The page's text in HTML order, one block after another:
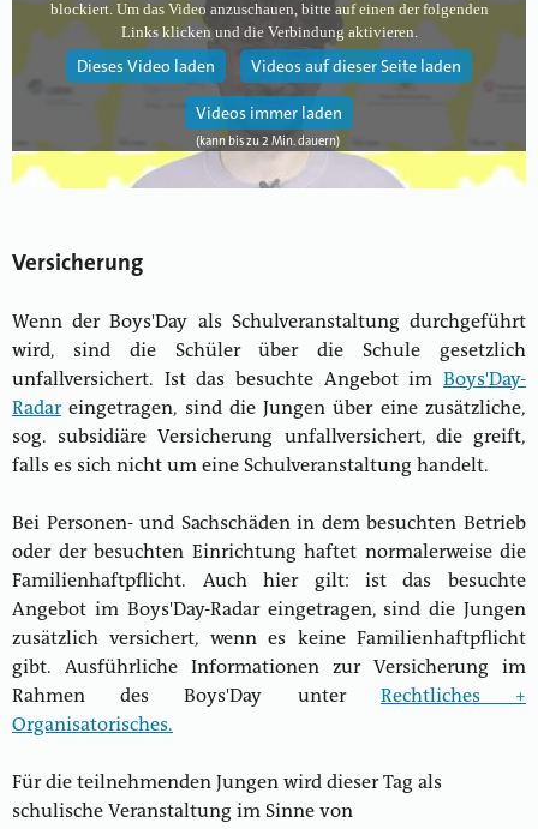
blockiert. Um das Video anzuschauen, bitte auf einen der folgenden
Links klicken und die Verbindung aktivieren.
Dieses Video laden Videos auf dieser Seite laden
Videos immer laden
Versicherung
Wenn der Boys'Day als Schulveranstaltung durchgeführt
wird, sind die Schüler über die Schule gesetzlich
unfallversichert. Ist das besuchte Angebot im Boys'Day-
Radareingetragen, sind die Jungen über eine zusätzliche,
sog. subsidiäre Versicherung unfallversichert, die greift,
falls es sich nicht um eine Schulveranstaltung handelt.
Bei Personen- und Sachschäden in dem besuchten Betrieb
oder der besuchten Einrichtung haftet normalerweise die
Familienhaftpflicht. Auch hier gilt: ist das besuchte
Angebot im Boys'Day-Radar eingetragen, sind die Jungen
zusätzlich versichert, wenn es keine Familienhaftpflicht
gibt. Ausführliche Informationen zur Versicherung im
Rahmen des Boys'Day unter Rechtliches +
Organisatorisches.
Für die teilnehmenden Jungen wird dieser Tag als
schulische Veranstaltung im Sinne von